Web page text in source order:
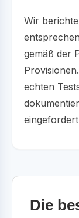
Wir
gemäß der
echten
Die